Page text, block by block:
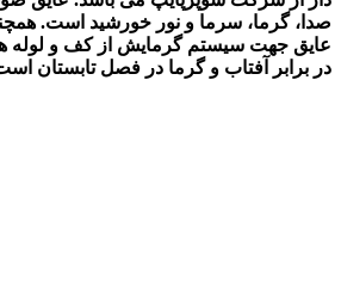
صدا، گرما، سرما و نور خورشید است.
عایق جهت سیستم گرمایش از کف و لوله
در برابر آفتاب و گرما در فصل تابستان